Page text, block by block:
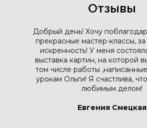
Отзывы
Добрый день! Хочу
прекрасные мастер-классы, за
искренность! У меня
выставка картин, на которой
том числе работы
урокам Ольги! Я счастлива,
любимым делом!
Евгения Смецкая